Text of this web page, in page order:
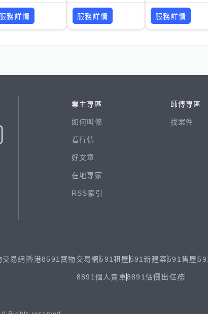
服務詳情 服務詳情 服務詳情
業主專區
如何叫修
看行情
好文章
在地專家
RSS索引
師傅專區
找案件
易網 香港8591寶物交易網 591租屋 591新建案591售屋
8891個人賣車8891估價出任務